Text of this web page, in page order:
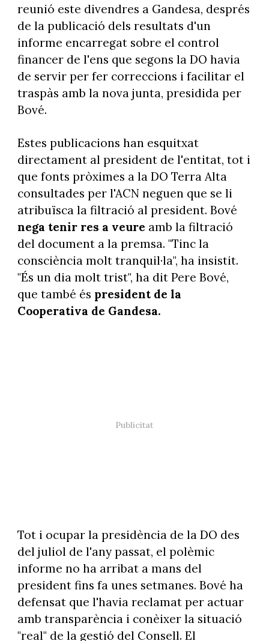
reunió este divendres a Gandesa, després
de la publicació dels resultats d'un
informe encarregat sobre el control
financer de l'ens que segons la DO havia
de servir per fer correccions i facilitar el
traspàs amb la nova junta, presidida per
Bové.
Estes publicacions han esquitxat
directament al president de l'entitat, tot i
que fonts pròximes a la DO Terra Alta
consultades per l'ACN neguen que se li
atribuïsca la filtració al president. Bové
nega tenir res a veure amb la filtració
del document a la premsa. "Tinc la
consciència molt tranquil·la", ha insistit.
"És un dia molt trist", ha dit Pere Bové,
que també és president de la
Cooperativa de Gandesa.
Tot i ocupar la presidència de la DO des
del juliol de l'any passat, el polèmic
informe no ha arribat a mans del
president fins fa unes setmanes. Bové ha
defensat que l'havia reclamat per actuar
amb transparència i conèixer la situació
"real" de la gestió del Consell. El